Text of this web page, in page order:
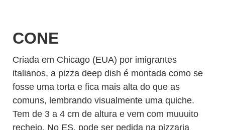
CONE
Criada em Chicago (EUA) por imigrantes
italianos, a pizza deep dish é montada como se
fosse uma torta e fica mais alta do que as
comuns, lembrando visualmente uma quiche.
Tem de 3 a 4 cm de altura e vem com muuuito
recheio. No ES, pode ser pedida na pizzaria